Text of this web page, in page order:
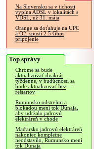
Na Slovensku sa v tichosti
vypína ADSL v lokalitách s
VDSL, už 31. mája
Orange sa doťahuje na UPC
a O2, spustí 2.5 Gbps
pripojenie
Top správy
Chrome sa bude
aktualizovať dvakrát
týždenne, v budúcnosti sa
bude aktualizovať bez
reštartov
Rumunsko odstrelmi a
blokádou mení tok Dunaja,
aby udržalo jadrovú
elektráreň v chode
Maďarsko jadrovú elektráreň
nakoniec kompletne
neodstavilo, Rumunsko mení
tok Dunaja